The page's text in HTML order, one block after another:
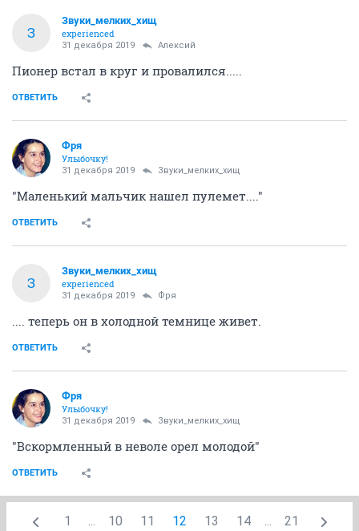
З
Звуки_мелких_хищ
experienced
31 декабря 2019 Алексий
Пионер встал в круг и провалился.....
ОТВЕТИТЬ
Фря
Улыбочку!
31 декабря 2019 Звуки_мелких_хищ
"Маленький мальчик нашел пулемет...."
ОТВЕТИТЬ
З
Звуки_мелких_хищ
experienced
31 декабря 2019 Фря
.... теперь он в холодной темнице живет.
ОТВЕТИТЬ
Фря
Улыбочку!
31 декабря 2019 Звуки_мелких_хищ
"Вскормленный в неволе орел молодой"
ОТВЕТИТЬ
1 ... 10 11 12 13 14 ... 21